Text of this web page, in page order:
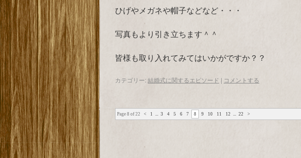
ひげやメガネや帽子などなど・・・
写真もより引き立ちます＾＾
皆様も取り入れてみてはいかがですか？？
カテゴリー:結婚式に関するエピソード | コメントする
Page 8 of 22 < 1 ... 3 4 5 6 7 8 9 10 11 12 ... 22 >